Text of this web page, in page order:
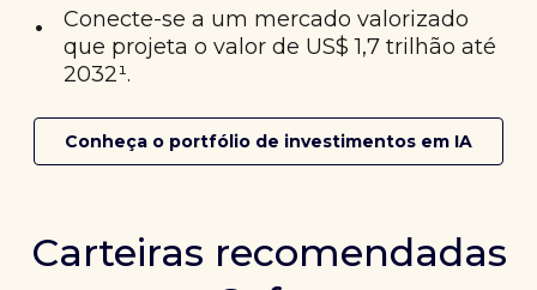
•
Conecte-se a um mercado valorizado
que projeta o valor de US$ 1,7 trilhão até
2032¹.
Conheça o portfólio de investimentos em IA
Carteiras recomendadas